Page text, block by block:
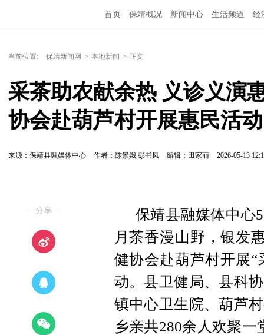
首页 保靖概况 新闻中心 生活频道 经
当前位置: 保靖新闻网 > 本地新闻 > 正文
采茶助农献余热 义诊义
协会赴葫芦村开展惠民活动
来源：保靖县融媒体中心 作者：陈景娥 彭书凤 编辑：田家丽 2026-05-13
—分享—
保靖县融媒体中心
月茶香漫山野，银发
健协会赴葫芦村开展“
动。县卫健局、县科
镇中心卫生院、葫芦
乡亲共280余人欢聚